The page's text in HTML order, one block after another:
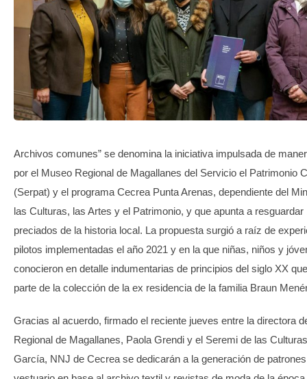
APP MÓVIL
TRANSPARENCIA
Archivos comunes” se denomina la iniciativa impulsada de
por el Museo Regional de Magallanes del Servicio el Patrimonio
(Serpat) y el programa Cecrea Punta Arenas, dependiente del
las Culturas, las Artes y el Patrimonio, y que apunta a resguardar
preciados de la historia local. La propuesta surgió a raíz de
pilotos implementadas el año 2021 y en la que niñas, niños y
conocieron en detalle indumentarias de principios del siglo XX
parte de la colección de la ex residencia de la familia Braun
Gracias al acuerdo, firmado el reciente jueves entre la directora
Regional de Magallanes, Paola Grendi y el Seremi de las
García, NNJ de Cecrea se dedicarán a la generación de